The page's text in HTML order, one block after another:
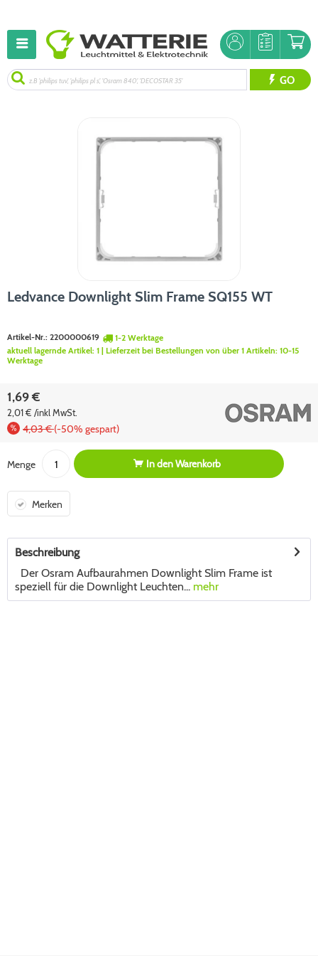
GO
Ledvance Downlight Slim Frame SQ155 WT
Artikel-Nr.: 2200000619
1-2 Werktage
aktuell lagernde Artikel: 1 | Lieferzeit bei Bestellungen von über 1 Artikeln: 10-15
Werktage
1,69 €
2,01 € /inkl MwSt.
4,03 €(-50% gespart)
Menge In denWarenkorb
Merken
Beschreibung
Der Osram Aufbaurahmen Downlight Slim Frame ist
speziell für die Downlight Leuchten... mehr